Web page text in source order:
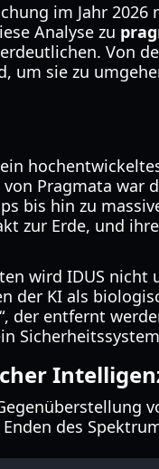
im Jahr
Analyse zu
Von
sie zu
Pragmata
bis hin zu
zur Erde, und
wird IDUS
der KI als
der entfernt
des